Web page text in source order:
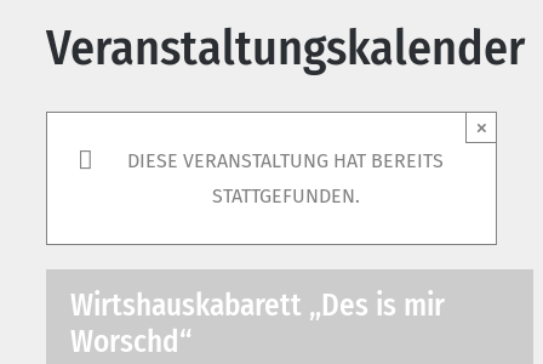
Veranstaltungskalender
DIESE VERANSTALTUNG HAT BEREITS
STATTGEFUNDEN.
×
Wirtshauskabarett „Des is mir
Worschd“